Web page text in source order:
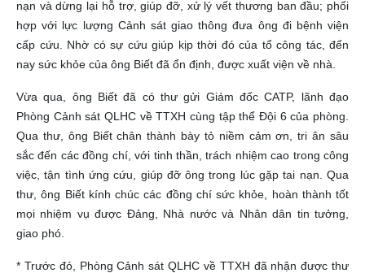
nạn và dừng lại hỗ trợ, giúp đỡ, xử lý vết thương ban đầu; phối
hợp với lực lượng Cảnh sát giao thông đưa ông đi bệnh viện
cấp cứu. Nhờ có sự cứu giúp kịp thời đó của tổ công tác, đến
nay sức khỏe của ông Biết đã ổn định, được xuất viện về nhà.
Vừa qua, ông Biết đã có thư gửi Giám đốc CATP, lãnh đạo
Phòng Cảnh sát QLHC về TTXH cùng tập thể Đội 6 của phòng.
Qua thư, ông Biết chân thành bày tỏ niềm cảm ơn, tri ân sâu
sắc đến các đồng chí, với tinh thần, trách nhiệm cao trong công
việc, tận tình ứng cứu, giúp đỡ ông trong lúc gặp tai nạn. Qua
thư, ông Biết kính chúc các đồng chí sức khỏe, hoàn thành tốt
mọi nhiệm vụ được Đảng, Nhà nước và Nhân dân tin tưởng,
giao phó.
* Trước đó, Phòng Cảnh sát QLHC về TTXH đã nhận được thư